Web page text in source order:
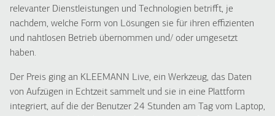
relevanter Dienstleistungen und Technologien betrifft, je
nachdem, welche Form von Lösungen sie für ihren effizienten
und nahtlosen Betrieb übernommen und/ oder umgesetzt
haben.
Der Preis ging an KLEEMANN Live, ein Werkzeug, das Daten
von Aufzügen in Echtzeit sammelt und sie in eine Plattform
integriert, auf die der Benutzer 24 Stunden am Tag vom Laptop,